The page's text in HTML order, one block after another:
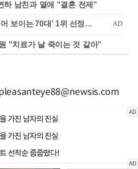
하 남친과 열애 "결혼 전제"
"치료가 날 죽이는 것 같아"